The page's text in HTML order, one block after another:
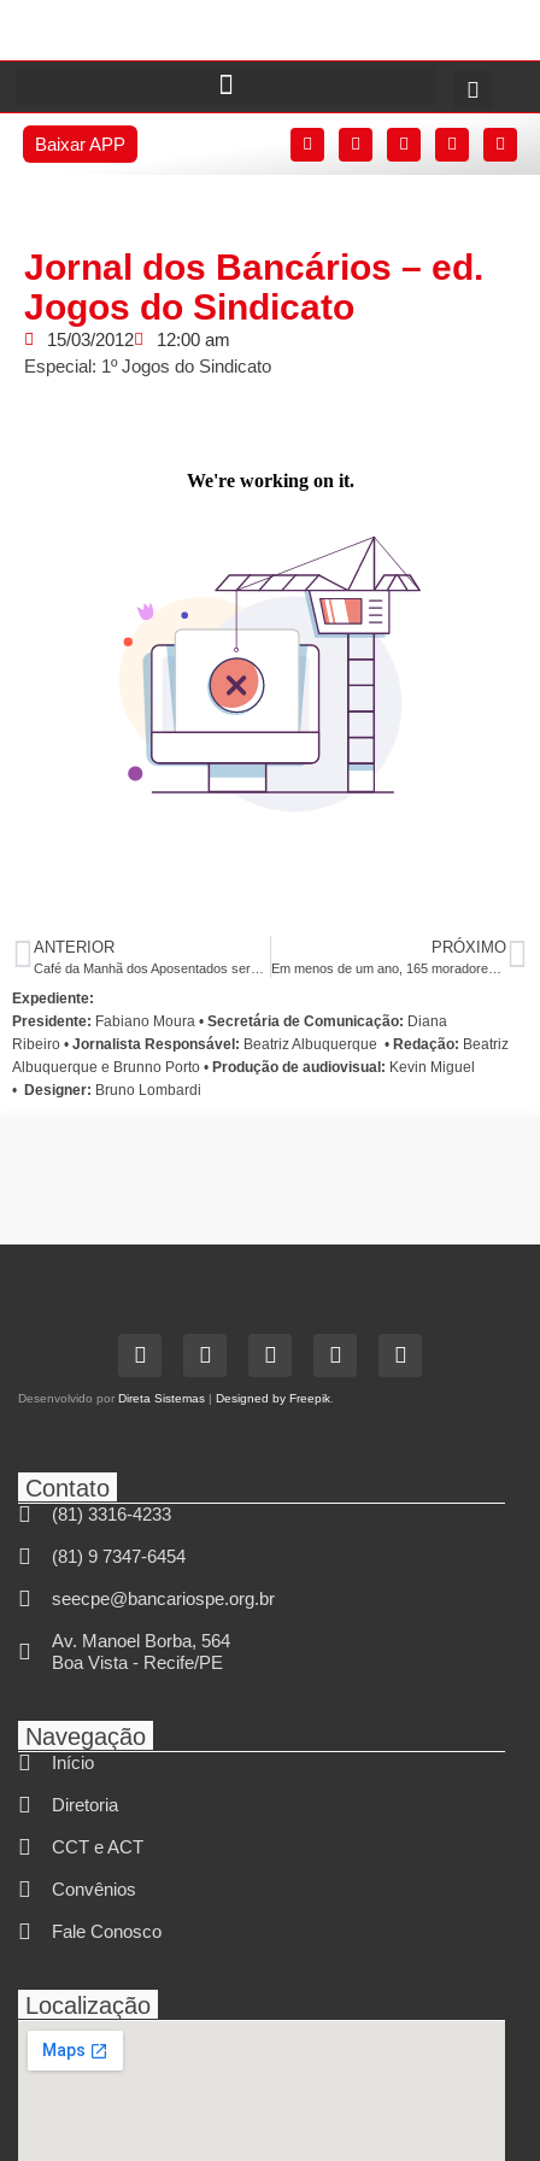
Baixar APP
Jornal dos Bancários – ed.
Jogos do Sindicato
15/03/2012
12:00 am
Especial: 1º Jogos do Sindicato
ANTERIOR PRÓXIMO
Em menos de um ano, 165 moradores de rua foram mortos em todo país
Expediente:
Presidente: Fabiano Moura • Secretária de Comunicação: Diana
Ribeiro • Jornalista Responsável: Beatriz Albuquerque • Redação: Beatriz
Albuquerque e Brunno Porto • Produção de audiovisual: Kevin Miguel
• Designer: Bruno Lombardi
Desenvolvido por Direta Sistemas | Designed by Freepik
Contato
(81) 3316-4233
(81) 9 7347-6454
seecpe@bancariospe.org.br
Av. Manoel Borba, 564
Boa Vista - Recife/PE
Navegação
Início
Diretoria
CCT e ACT
Convênios
Fale Conosco
Localização